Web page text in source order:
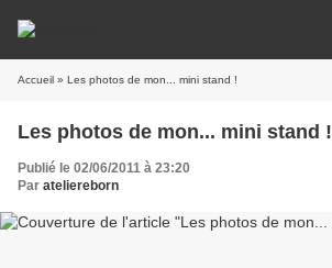
Accueil » Les photos de mon... mini stand !
Les photos de mon... mini stand !
Publié le 02/06/2011 à 23:20
Par ateliereborn